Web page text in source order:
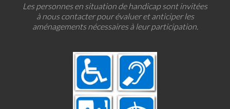
Les personnes en situation de handicap sont invitées
à nous contacter pour évaluer et anticiper les
aménagements nécessaires à leur participation.